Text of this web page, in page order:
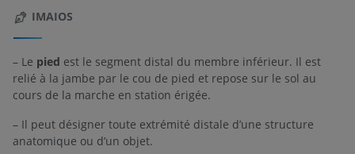
IMAIOS
– Le pied est le segment distal du membre inférieur. Il est
relié à la jambe par le cou de pied et repose sur le sol au
cours de la marche en station érigée.
– Il peut désigner toute extrémité distale d’une structure
anatomique ou d’un objet.